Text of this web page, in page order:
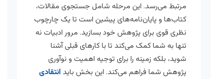
مرتبط می‌رسد. این مرحله شامل جستجوی مقالات،
کتاب‌ها و پایان‌نامه‌های پیشین است تا یک چارچوب
نظری قوی برای پژوهش خود بسازید. مرور ادبیات نه
تنها به شما کمک می‌کند تا با کارهای قبلی آشنا
شوید، بلکه زمینه را برای توجیه اهمیت و نوآوری
پژوهش شما فراهم می‌کند. این بخش باید انتقادی